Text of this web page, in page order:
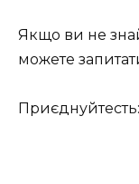
Якщо ви не
можете
Приєднуйтесть: